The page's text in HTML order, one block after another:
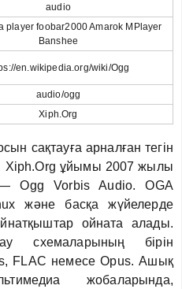
audio
player foobar2000 Amarok MPlayer
Banshee
en.wikipedia.org/wiki/Ogg
audio/ogg
Xiph.Org
сақтауға арналған тегін
Xiph.Org ұйымы 2007 жылы
— Ogg Vorbis Audio. OGA
және басқа жүйелерде
ойната алады.
схемаларының бірін
FLAC немесе Opus. Ашық
жобаларында,